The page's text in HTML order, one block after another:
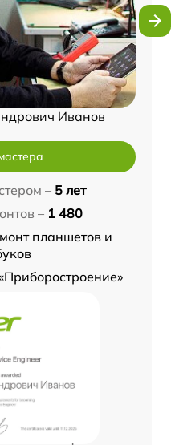
Иванов
– 5 лет
– 1 480
планшетов и